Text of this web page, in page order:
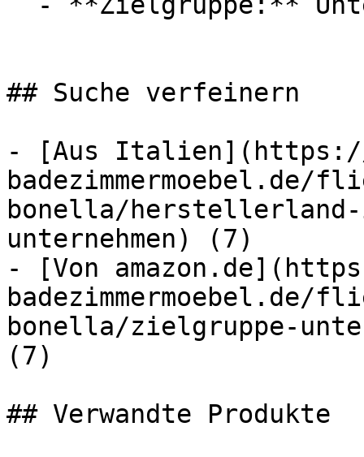
## Suche verfeinern
- [Aus Italien](https://
bonella/
unternehmen) (7)
- [Von
bonella/zielgruppe-
(7)
## Verwandte Produkte